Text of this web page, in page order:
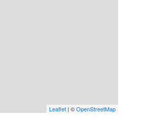
Leaflet | ©OpenStreetMap